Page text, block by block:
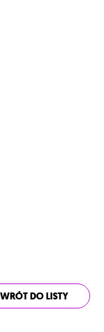
DO LISTY